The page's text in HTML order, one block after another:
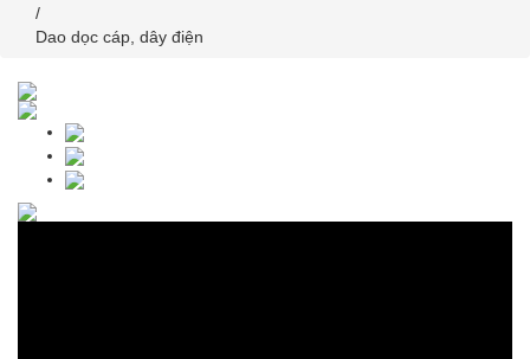
/
Dao dọc cáp, dây điện